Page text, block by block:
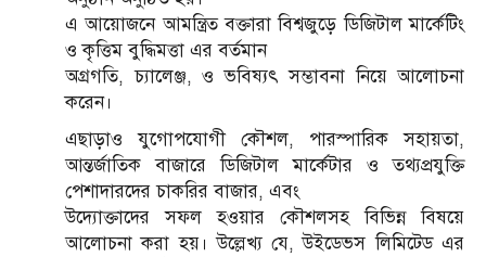
এ আয়োজনে আমন্ত্রিত বক্তারা বিশ্বজুড়ে ডিজিটাল মার্কেটিং
ও কৃত্তিম বুদ্ধিমত্তা এর বর্তমান
অগ্রগতি, চ্যালেঞ্জ, ও ভবিষ্যৎ সম্ভাবনা নিয়ে আলোচনা
করেন।
এছাড়াও যুগোপযোগী কৌশল, পারস্পারিক সহায়তা,
আন্তর্জাতিক বাজারে ডিজিটাল মার্কেটার ও তথ্যপ্রযুক্তি
পেশাদারদের চাকরির বাজার, এবং
উদ্যোক্তাদের সফল হওয়ার কৌশলসহ বিভিন্ন বিষয়ে
আলোচনা করা হয়। উল্লেখ্য যে, উইডেভস লিমিটেড এর